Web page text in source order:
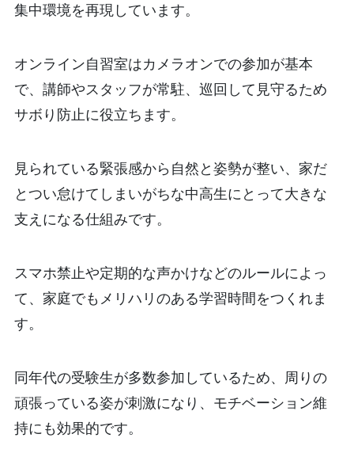
集中環境を再現しています。
オンライン自習室はカメラオンでの参加が基本
で、講師やスタッフが常駐、巡回して見守るため
サボり防止に役立ちます。
見られている緊張感から自然と姿勢が整い、家だ
とつい怠けてしまいがちな中高生にとって大きな
支えになる仕組みです。
スマホ禁止や定期的な声かけなどのルールによっ
て、家庭でもメリハリのある学習時間をつくれま
す。
同年代の受験生が多数参加しているため、周りの
頑張っている姿が刺激になり、モチベーション維
持にも効果的です。